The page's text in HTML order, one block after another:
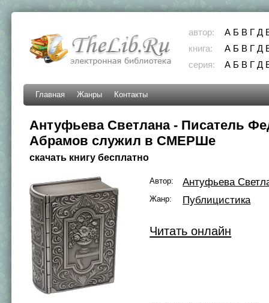
автор: А Б В Г Д
книга:
А Б В Г Д
серия:
А Б В Г Д
Главная Жанры Контакты
Антуфьева Светлана - Писатель
Абрамов служил в СМЕРШе
скачать книгу бесплатно
Автор: Антуфьева
Жанр: Публицистика
Читать онлайн